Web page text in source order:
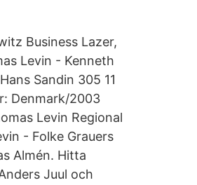
Business Lazer,
Levin - Kenneth
Sandin 305 11
Denmark/2003
Levin Regional
- Folke Grauers
Almén. Hitta
Juul och